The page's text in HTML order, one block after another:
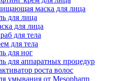
маска для лица
для лица
для лица
для тела
для тела
для ног
для аппаратных процедур
роста волос
умывания от Mesopharm